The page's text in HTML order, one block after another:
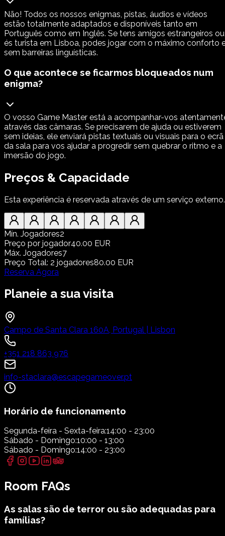
Não! Todos os nossos enigmas, pistas, áudios e vídeos
estão totalmente adaptados e disponíveis tanto em
Português como em Inglês. Se tens amigos estrangeiros ou
és turista em Lisboa, podes jogar com o máximo conforto
sem barreiras linguísticas.
O que acontece se ficarmos bloqueados num
enigma?
O vosso Game Master está a acompanhar-vos
através das câmaras. Se precisarem de ajuda ou estiverem
sem ideias, ele enviará pistas textuais ou visuais para o ecrã
da sala para vos ajudar a progredir sem quebrar o ritmo e a
imersão do jogo.
Preços & Capacidade
Esta experiência é reservada através de um serviço externo.
Mín. Jogadores2
Preço por jogador40.00 EUR
Máx. Jogadores7
Preço Total: 2 jogadores80.00 EUR
Reserva Agora
Planeie a sua visita
Campo de Santa Clara 160A, Portugal | Lisbon
+351 218 863 976
info-staclara@escapegameover.pt
Horário de funcionamento
Segunda-feira - Sexta-feira:14:00 - 23:00
Sábado - Domingo:10:00 - 13:00
Sábado - Domingo:14:00 - 23:00
Room FAQs
As salas são de terror ou são adequadas para
famílias?